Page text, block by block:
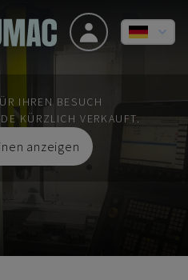
IHREN BESUCH
KÜRZLICH VERKAUFT.
anzeigen